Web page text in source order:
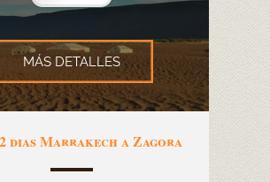
dias Marrakech a Zagora
MÁS DETALLES